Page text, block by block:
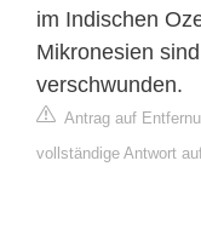
im Indischen
Mikronesien
verschwunden.
Antrag auf
vollständige Antwort